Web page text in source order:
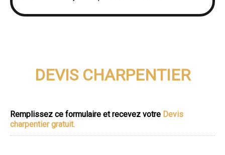
DEVIS CHARPENTIER
Remplissez ce formulaire et recevez votre Devis
charpentier gratuit.